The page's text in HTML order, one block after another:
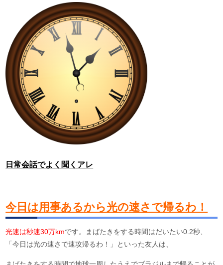
日常会話でよく聞くアレ
今日は用事あるから光の速さで帰るわ！
光速は秒速30万kmです。まばたきをする時間はだいたい0.2秒、
「今日は光の速さで速攻帰るわ！」といった友人は、